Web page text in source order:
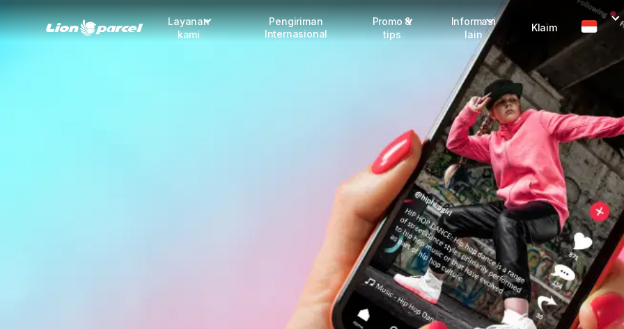
Layanan
kami
Pengiriman
Internasional
Promo &
tips
Info mitra
Informasi
lain
Dangerous Goods
Karantina
FAQ
Tentang kami
Karir
Klaim